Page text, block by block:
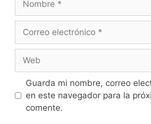
electrónico
Guarda mi nombre, correo
en este navegador para la
comente.